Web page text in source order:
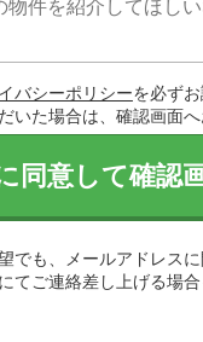
バシーポリシーを必ずお
いた場合は、確認画面へ
同意して確認
でも、メールアドレス
てご連絡差し上げる場合